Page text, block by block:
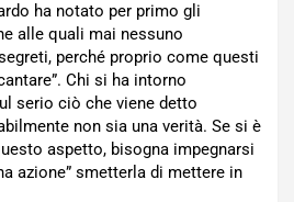
ha notato per primo gli
alle quali mai nessuno
perché proprio come questi
Chi si ha intorno
serio ciò che viene detto
non sia una verità. Se si è
aspetto, bisogna impegnarsi
azione” smetterla di mettere in